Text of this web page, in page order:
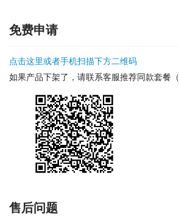
免费申请
点击这里或者手机扫描下方二维码
如果产品下架了，请联系客服推荐同款套餐（
售后问题